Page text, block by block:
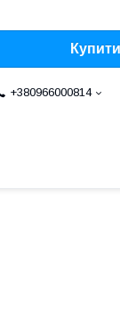
Купити
+380966000814